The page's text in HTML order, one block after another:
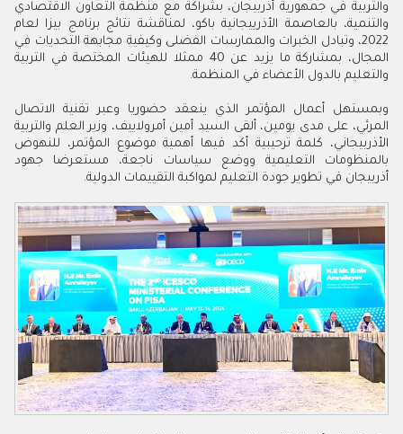
والتربية في جمهورية أذربيجان، بشراكة مع منظمة التعاون الاقتصادي
والتنمية، بالعاصمة الأذربيجانية باكو، لمناقشة نتائج برنامج بيزا لعام
2022، وتبادل الخبرات والممارسات الفضلى وكيفية مجابهة التحديات في
المجال، بمشاركة ما يزيد عن 40 ممثلا للهيئات المختصة في التربية
والتعليم بالدول الأعضاء في المنظمة.
وبمستهل أعمال المؤتمر الذي ينعقد حضوريا وعبر تقنية الاتصال
المرئي، على مدى يومين، ألقى السيد أمين أمرولاييف، وزير العلم والتربية
الأذربيجاني، كلمة ترحيبية أكد فيها أهمية موضوع المؤتمر، للنهوض
بالمنظومات التعليمية ووضع سياسات ناجعة، مستعرضا جهود
أذربيجان في تطوير جودة التعليم لمواكبة التقييمات الدولية.